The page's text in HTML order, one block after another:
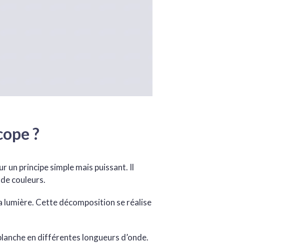
?
un principe simple mais puissant. Il
couleurs.
lumière. Cette décomposition se réalise
en différentes longueurs d’onde.